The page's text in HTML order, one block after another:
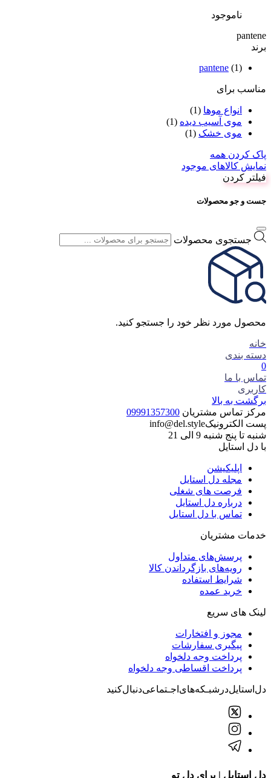
ناموجود
pantene
برند
pantene (1)
مناسب برای
انواع موها (1)
موی آسیب دیده (1)
موی خشک (1)
پاک کردن همه
نمایش کالاهای موجود
فیلتر کردن
جست و جو محصولات
جستجوی محصولات
محصول مورد نظر خود را جستجو کنید.
خانه
دسته بندی
0
تماس با ما
کاربری
برگشت به بالا
مرکز تماس مشتریان 09991357300
پست الکترونیکinfo@del.style
شنبه تا پنج شنبه 9 الی 21
با دل استایل
اپلیکیشن
مجله دل استایل
فرصت های شغلی
درباره دل استایل
تماس با دل استایل
خدمات مشتریان
پرسش‌های متداول
رویه‌های بازگرداندن کالا
شرایط استفاده
خرید عمده
لینک های سریع
مجوز و افتخارات
پیگیری سفارشات
پرداخت وجه دلخواه
پرداخت اقساطی وجه دلخواه
دل‌استایل‌در‌‌شبـکه‌های‌اجـتماعی‌دنبال‌کنید
دل استایل | برای دلِ تو